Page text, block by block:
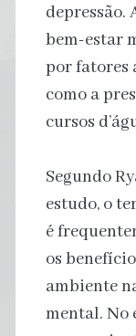
depressão.
bem-estar
por fatores
como a
cursos
Segundo
estudo, o
é
os
ambiente
mental. No